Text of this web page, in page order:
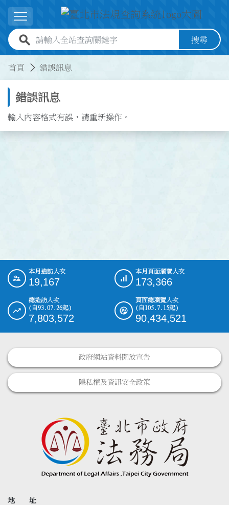
跳到主要內容
展開選單
全站查詢關鍵字欄位 搜尋
首頁 錯誤訊息
錯誤訊息
輸入內容格式有誤，請重新操作。
::: 本月造訪人次
19,167
本月頁面瀏覽人次
173,366
總造訪人次
(自93.07.26起)
7,803,572
頁面總瀏覽人次
(自105.7.15起)
90,434,521
政府網站資料開放宣告
隱私權及資訊安全政策
地 址